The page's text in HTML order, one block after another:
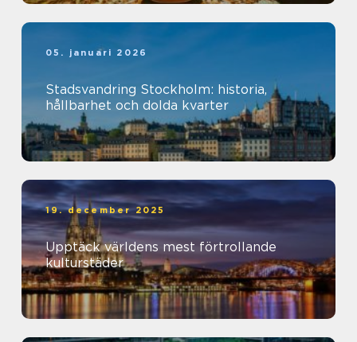
05. januari 2026
Stadsvandring Stockholm: historia,
hållbarhet och dolda kvarter
19. december 2025
Upptäck världens mest förtrollande
kulturstäder